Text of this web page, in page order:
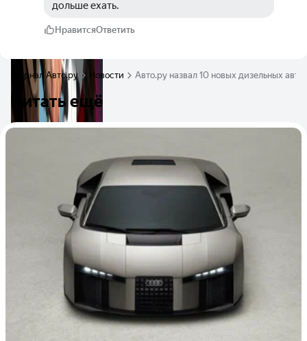
дольше ехать.
НравитсяОтветить
Журнал Авто.ру Новости Авто.ру назвал 10 новых дизельных
Читать ещё